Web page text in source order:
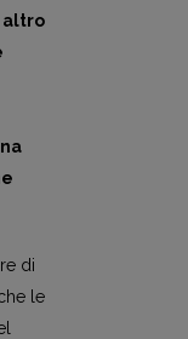
altro
di
le